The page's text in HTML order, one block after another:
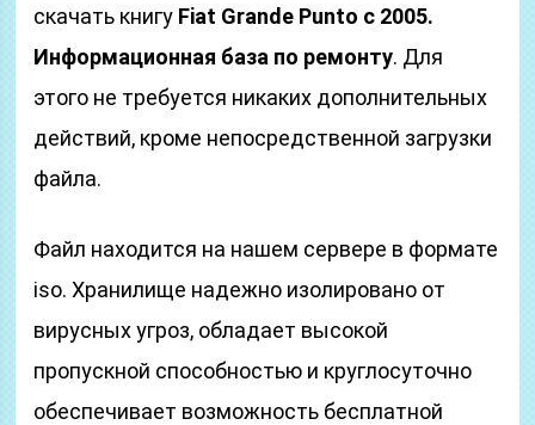
скачать книгу Fiat Grande Punto с 2005.
Информационная база по ремонту. Для
этого не требуется никаких дополнительных
действий, кроме непосредственной загрузки
файла.
Файл находится на нашем сервере в формате
iso. Хранилище надежно изолировано от
вирусных угроз, обладает высокой
пропускной способностью и круглосуточно
обеспечивает возможность бесплатной